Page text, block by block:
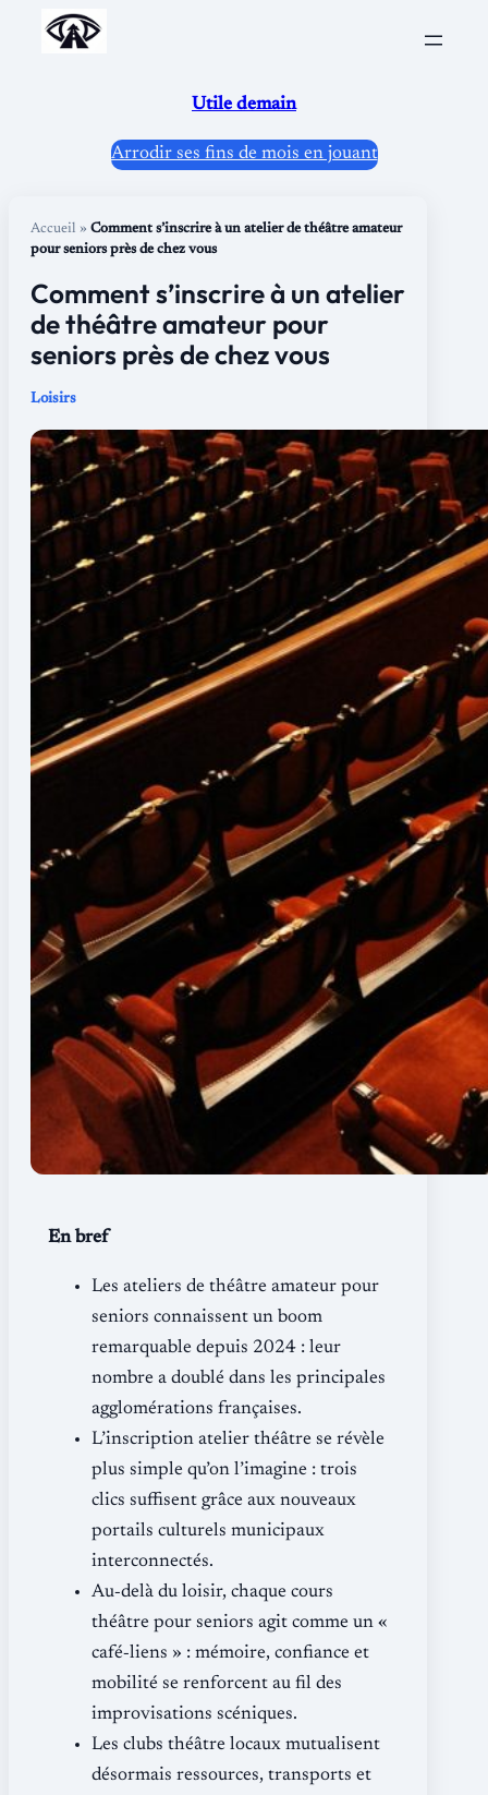
Aller
Utile demain
Arrodir ses fins de mois en jouant
Accueil » Comment s’inscrire à un atelier de théâtre amateur
pour seniors près de chez vous
Comment s’inscrire à un atelier
de théâtre amateur pour
seniors près de chez vous
Loisirs
En bref
Les ateliers de théâtre amateur pour
seniors connaissent un boom
remarquable depuis 2024 : leur
nombre a doublé dans les principales
agglomérations françaises.
L’inscription atelier théâtre se révèle
plus simple qu’on l’imagine : trois
clics suffisent grâce aux nouveaux
portails culturels municipaux
interconnectés.
Au‐delà du loisir, chaque cours
théâtre pour seniors agit comme un «
café‐liens » : mémoire, confiance et
mobilité se renforcent au fil des
improvisations scéniques.
Les clubs théâtre locaux mutualisent
désormais ressources, transports et